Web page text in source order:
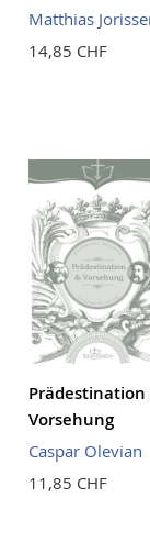
Matthias
14,85 CHF
Prädestination
Vorsehung
Caspar Olevian
11,85 CHF